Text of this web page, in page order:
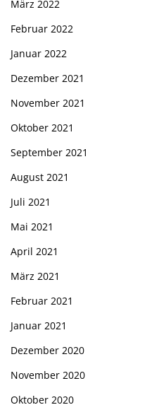
März 2022
Februar 2022
Januar 2022
Dezember 2021
November 2021
Oktober 2021
September 2021
August 2021
Juli 2021
Mai 2021
April 2021
März 2021
Februar 2021
Januar 2021
Dezember 2020
November 2020
Oktober 2020